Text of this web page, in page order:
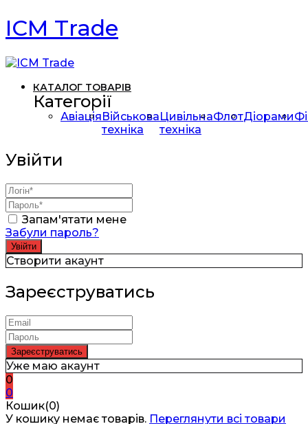
ICM Trade
КАТАЛОГ ТОВАРІВ
Категорії
АвіаціяВійськова
техніка
Цивільна
техніка
ФлотДіорами
Увійти
Запам'ятати мене
Забули пароль?
Створити акаунт
Зареєструватись
Уже маю акаунт
0
0
Кошик(0)
У кошику немає товарів. Переглянути всі товари